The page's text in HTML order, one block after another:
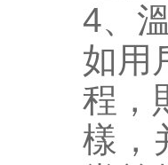
4、
如用
程，
樣，